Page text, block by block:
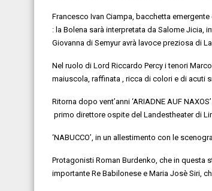
Francesco Ivan Ciampa, bacchetta
: la Bolena sarà interpretata da Salome Jicia,
Giovanna di Semyur avrà lavoce preziosa di
Nel ruolo di Lord Riccardo Percy i tenori
maiuscola, raffinata , ricca di colori e di acuti
Ritorna dopo vent’anni ‘ARIADNE AUF NAXOS’
primo direttore ospite del Landestheaterdi
‘NABUCCO’, in un allestimento con le
Protagonisti Roman Burdenko, che in questa
importante Re Babilonese e Maria Josè Siri,